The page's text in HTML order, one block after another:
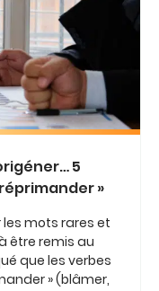
5
»
les mots rares et
être remis au
que les verbes
» (blâmer,